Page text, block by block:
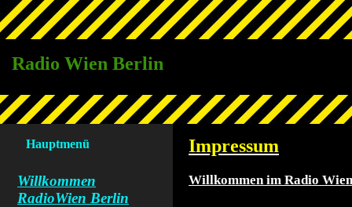
Radio Wien Berlin
Hauptmenü
Willkommen
RadioWien Berlin
Impressum
Willkommen im Radio